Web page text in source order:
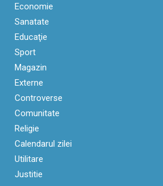
Economie
Sanatate
Educaţie
Sport
Magazin
Externe
Controverse
Comunitate
Religie
Calendarul zilei
Utilitare
Justitie